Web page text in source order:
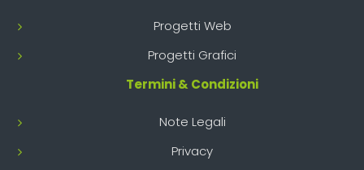
Progetti Web
Progetti Grafici
Termini & Condizioni
Note Legali
Privacy